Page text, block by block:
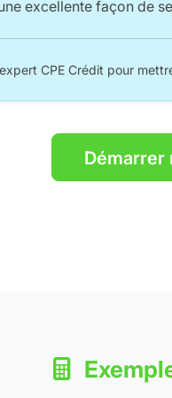
excellente façon de
CPE Crédit pour
Démarrer